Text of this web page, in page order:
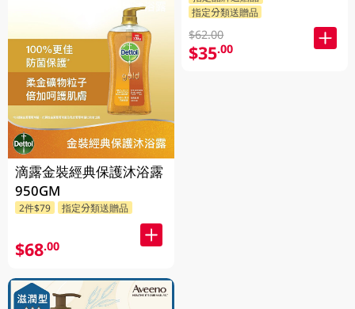
滴露金裝經典保護沐浴露
950GM
2件$79 指定分類送贈品
$68.00
指定分類送贈品
$62.00
$35.00